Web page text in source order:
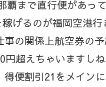
まで直行便があっ
げるのが福岡空港
の関係上航空券の
超えちゃいますし
便割引21をメイン